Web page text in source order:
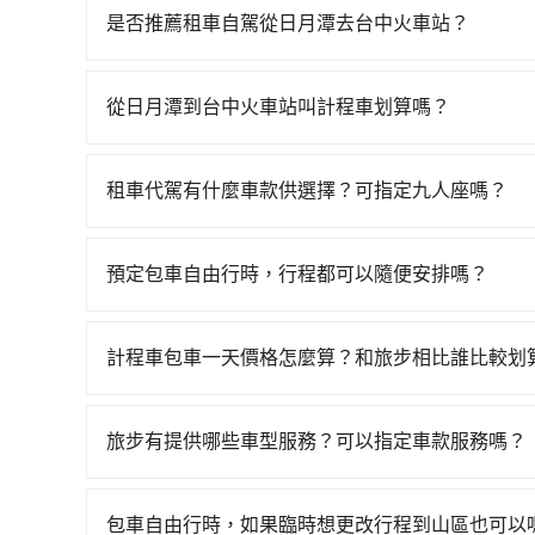
是否推薦租車自駕從日月潭去台中火車站？
天就要來回，那在南投路邊可隨租隨借的iRent應
進去，但額外的汽車保險與可能的罰單都需自付
次租車都好像在開樂透一樣。另外，偶爾也會遇
天或者載行李時，就顯得非常不便。
從日月潭到台中火車站叫計程車划算嗎？
話至南投縣魚池鄉當地唯一的計程車行-日月星光
上南投縣有些計程車司機不按錶計費，約有58%
租車代駕有什麼車款供選擇？可指定九人座嗎？
VW為主，其中也有少量進口車像凌志Lexus、特
預定包車自由行時，行程都可以隨便安排嗎？
的需求安排的。
計程車包車一天價格怎麼算？和旅步相比誰比較划
區，價格可能有所不同。另外，計程車包車價格
旅步有提供哪些車型服務？可以指定車款服務嗎？
專人回覆您。
包車自由行時，如果臨時想更改行程到山區也可以